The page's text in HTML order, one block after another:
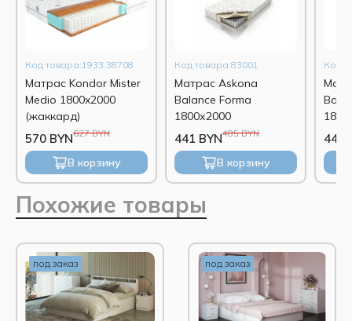
Код товара:1933.38708
Матрас Kondor Mister
Medio 1800x2000
(жаккард)
627 BYN
570 BYN
В корзину
Код товара:83001
Матрас Askona
Balance Forma
1800х2000
485 BYN
441 BYN
В корзину
Код
440
Похожие товары
под заказ под заказ